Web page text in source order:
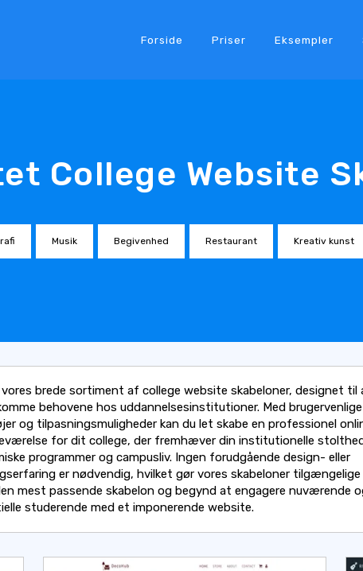
Forside Priser Eksempler
College Website
Musik Begivenhed Restaurant Kreativ kunst
vores brede sortiment af college website skabeloner, designet til
behovene hos uddannelsesinstitutioner. Med brugervenlige
og tilpasningsmuligheder kan du let skabe en professionel
for dit college, der fremhæver din institutionelle
programmer og campusliv. Ingen forudgående design- eller
er nødvendig, hvilket gør vores skabeloner tilgængelige
mest passende skabelon og begynd at engagere nuværende
studerende med et imponerende website.